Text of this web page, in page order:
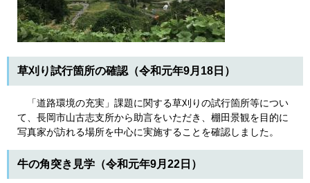
草刈り試行箇所の確認（令和元年9月18日）
「道路環境の充実」課題に関する草刈りの試行箇所等につい
て、長岡市山古志支所から助言をいただき、棚田景観を目的に
写真家が訪れる場所を中心に実施することを確認しました。
牛の角突き見学（令和元年9月22日）